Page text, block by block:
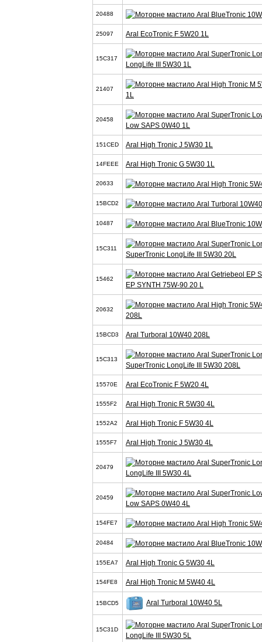
20488
25097 Aral EcoTronic F 5W20 1L
15C317
LongLife III 5W30 1L
21407
1L
20458
Low SAPS 0W40 1L
151CED Aral High Tronic J 5W30 1L
14FEEE Aral High Tronic G 5W30 1L
20633
15BCD2
10487
15C311
SuperTronic LongLife III 5W30 20L
15462
EP SYNTH 75W-90 20 L
20632
208L
15BCD3 Aral Turboral 10W40 208L
15C313
SuperTronic LongLife III 5W30 208L
15570E Aral EcoTronic F 5W20 4L
1555F2 Aral High Tronic R 5W30 4L
1552A2 Aral High Tronic F 5W30 4L
1555F7 Aral High Tronic J 5W30 4L
20479
LongLife III 5W30 4L
20459
Low SAPS 0W40 4L
154FE7
20484
155EA7 Aral High Tronic G 5W30 4L
154FE8 Aral High Tronic M 5W40 4L
15BCD5 Aral Turboral 10W40 5L
15C31D
LongLife III 5W30 5L